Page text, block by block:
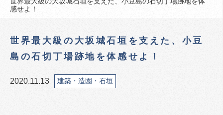
感せよ！
世界最大級の大坂城石垣を支えた、小豆
島の石切丁場跡地を体感せよ！
2020.11.13 建築・造園・石垣